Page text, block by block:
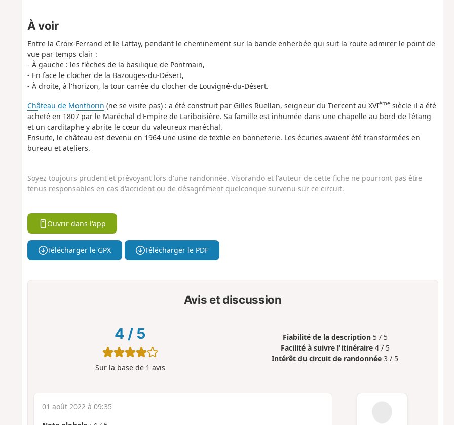
À voir
Entre la Croix-Ferrand et le Lattay, pendant le cheminement sur la bande enherbée qui suit la route admirer le point de
vue par temps clair :
- À gauche : les flèches de la basilique de Pontmain,
- En face le clocher de la Bazouges-du-Désert,
- À droite, à l'horizon, la tour carrée du clocher de Louvigné-du-Désert.
Château de Monthorin (ne se visite pas) : a été construit par Gilles Ruellan, seigneur du Tiercent au XVIèmesiècle il a été
acheté en 1807 par le Maréchal d'Empire de Lariboisière. Sa famille est inhumée dans une chapelle au bord de l'étang
et un carditaphe y abrite le cœur du valeureux maréchal.
Ensuite, le château est devenu en 1964 une usine de textile en bonneterie. Les écuries avaient été transformées en
bureau et ateliers.
Soyez toujours prudent et prévoyant lors d'une randonnée. Visorando et l'auteur de cette fiche ne pourront pas être
tenus responsables en cas d'accident ou de désagrément quelconque survenu sur ce circuit.
Ouvrir dans l'app
Télécharger le GPX Télécharger le PDF
Avis et discussion
4 / 5
Sur la base de 1 avis
Fiabilité de la description 5 / 5
Facilité à suivre l'itinéraire 4 / 5
Intérêt du circuit de randonnée 3 / 5
01 août 2022 à 09:35